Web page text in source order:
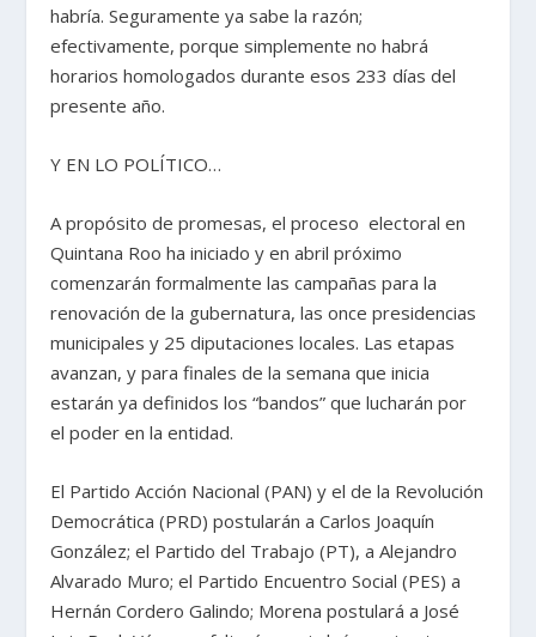
habría. Seguramente ya sabe la razón;
efectivamente, porque simplemente no habrá
horarios homologados durante esos 233 días del
presente año.
Y EN LO POLÍTICO…
A propósito de promesas, el proceso electoral en
Quintana Roo ha iniciado y en abril próximo
comenzarán formalmente las campañas para la
renovación de la gubernatura, las once presidencias
municipales y 25 diputaciones locales. Las etapas
avanzan, y para finales de la semana que inicia
estarán ya definidos los “bandos” que lucharán por
el poder en la entidad.
El Partido Acción Nacional (PAN) y el de la Revolución
Democrática (PRD) postularán a Carlos Joaquín
González; el Partido del Trabajo (PT), a Alejandro
Alvarado Muro; el Partido Encuentro Social (PES) a
Hernán Cordero Galindo; Morena postulará a José